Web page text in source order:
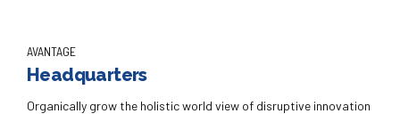
AVANTAGE
Headquarters
Organically grow the holistic world view of disruptive innovation